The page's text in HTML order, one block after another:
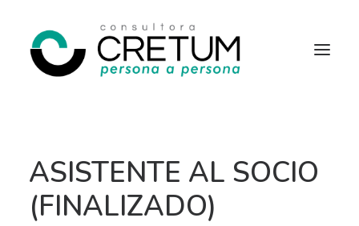
SERVICIOS
SOBRE NOSOTROS
CONTACTO
ASISTENTE AL SOCIO
(FINALIZADO)